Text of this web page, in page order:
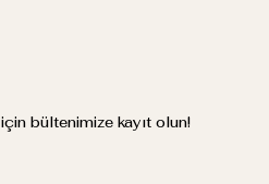
bültenimize kayıt olun!